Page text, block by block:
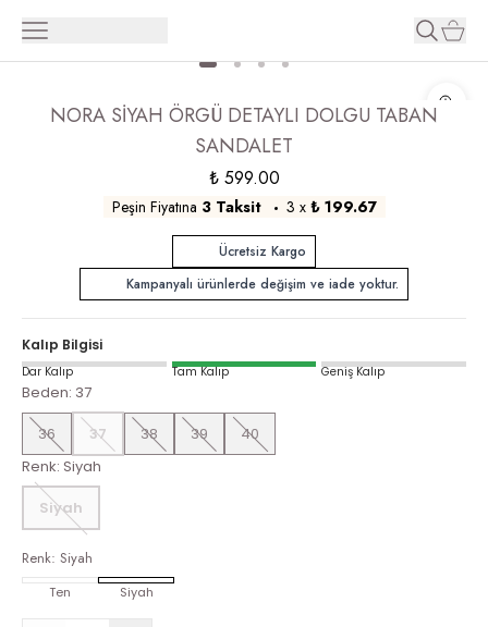
NORA SİYAH ÖRGÜ DETAYLI DOLGU TABAN
SANDALET
₺ 599.00
Peşin Fiyatına 3 Taksit 3 x ₺ 199.67
Ücretsiz Kargo
Kampanyalı ürünlerde değişim ve iade yoktur.
Kalıp Bilgisi
Dar Kalıp Tam Kalıp Geniş Kalıp
Beden: 37
36
37 38 39
40
Renk: Siyah
Siyah
Renk: Siyah
Ten Siyah